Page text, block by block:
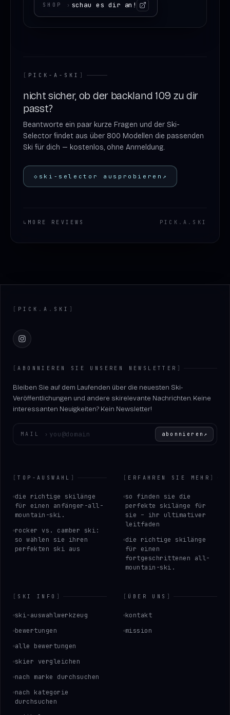
SHOP › schau es dir an!
[ PICK-A-SKI ]
nicht sicher, ob der backland 109 zu dir
passt?
Beantworte ein paar kurze Fragen und der Ski-
Selector findet aus über 800 Modellen die passenden
Ski für dich — kostenlos, ohne Anmeldung.
◇ ski-selector ausprobieren ↗
↳ MORE REVIEWS PICK . A . SKI
[ PICK . A . SKI ]
Instagram
[ABONNIEREN SIE UNSEREN NEWSLETTER ]
Bleiben Sie auf dem Laufenden über die neuesten Ski-
Veröffentlichungen und andere skirelevante Nachrichten. Keine
interessanten Neuigkeiten? Kein Newsletter!
MAIL › abonnieren ↗
[TOP-AUSWAHL ]
die richtige skilänge
für einen anfänger-all-
mountain-ski.
rocker vs. camber ski:
so wählen sie ihren
perfekten ski aus
[ ERFAHREN SIE MEHR ]
so finden sie die
perfekte skilänge für
sie – ihr ultimativer
leitfaden
die richtige skilänge
für einen
fortgeschrittenen all-
mountain-ski.
[ SKI INFO ]
ski-auswahlwerkzeug
bewertungen
alle bewertungen
skier vergleichen
nach marke durchsuchen
nach kategorie
durchsuchen
[ ÜBER UNS ]
kontakt
mission